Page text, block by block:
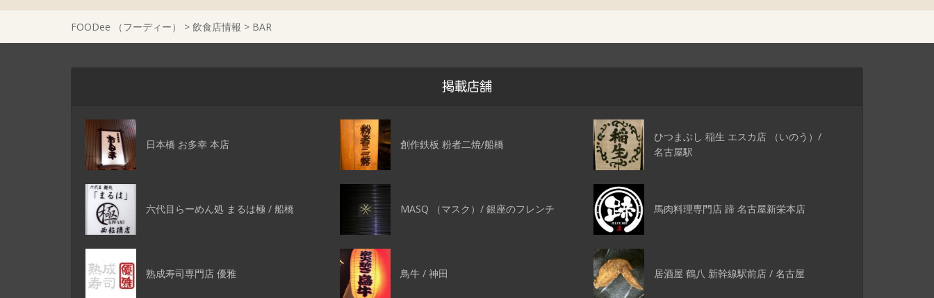
FOODee （フーディー） > 飲食店情報 > BAR
掲載店舗
日本橋 お多幸 本店 創作鉄板 粉者二焼/船橋
ひつまぶし 稲生 エスカ店 （いのう）/
名古屋駅
六代目らーめん処 まるは極 / 船橋 MASQ （マスク）/ 銀座のフレンチ 馬肉料理専門店 蹄 名古屋新栄本店
熟成寿司専門店 優雅 鳥牛 / 神田 居酒屋 鶴八 新幹線駅前店 / 名古屋